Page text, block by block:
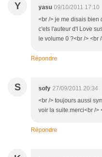
Y yasu 09/10/2011 17:10
<br /> je me disais bien
c'ets l'auteur d'I Love
le volume 0 ?<br /> <br
Répondre
S sofy 27/09/2011 20:34
<br /> toujours aussi
voir la suite.merci<br />
Répondre